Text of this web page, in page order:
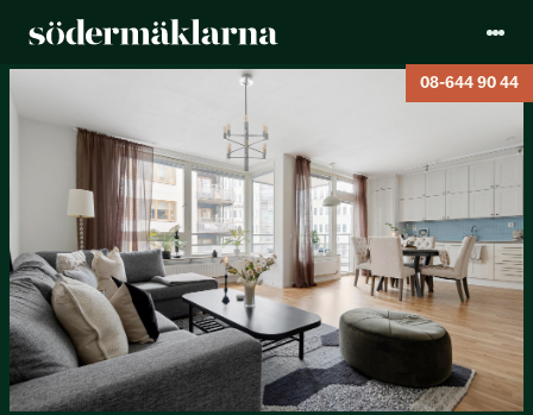
08-644 90 44